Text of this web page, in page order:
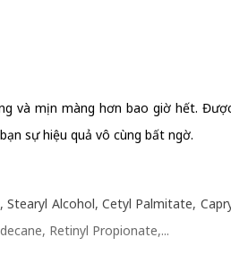
và mịn màng hơn bao giờ hết.
sự hiệu quả vô cùng bất ngờ.
Alcohol, Cetyl Palmitate,
Retinyl Propionate,...